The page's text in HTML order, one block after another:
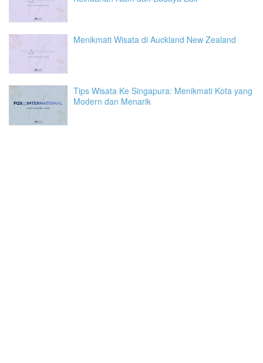
Menikmati Wisata di Auckland New Zealand
Tips Wisata Ke Singapura: Menikmati Kota yang
Modern dan Menarik